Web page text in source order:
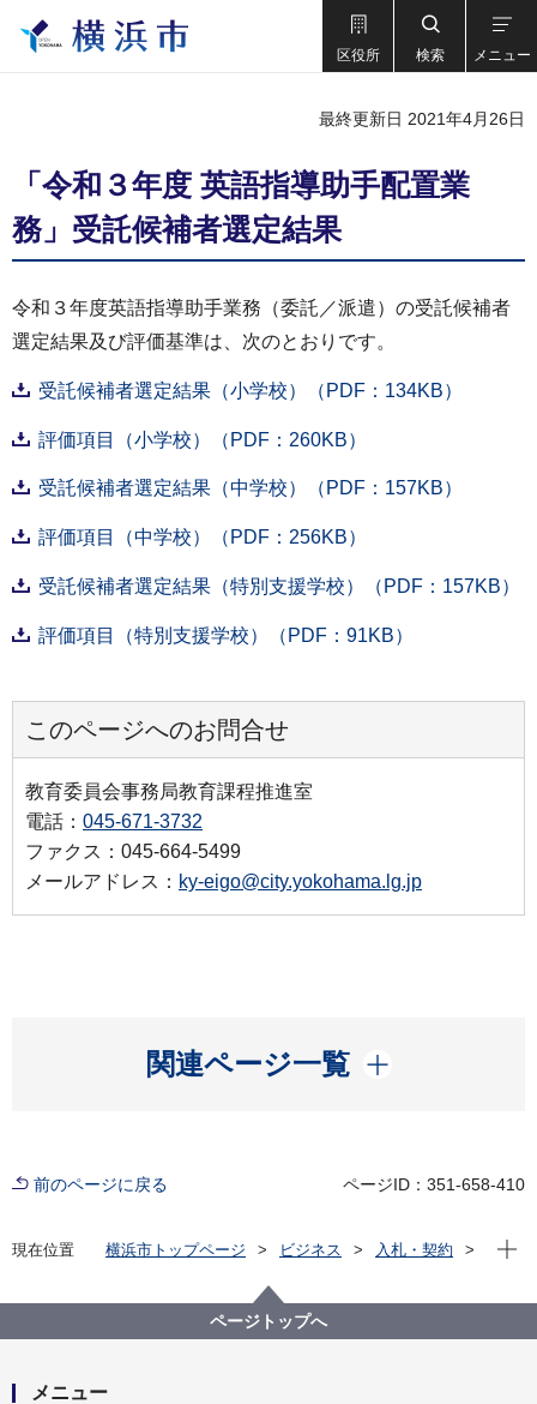
区役所 検索 メニュー
最終更新日 2021年4月26日
「令和３年度 英語指導助手配置業
務」受託候補者選定結果
令和３年度英語指導助手業務（委託／派遣）の受託候補者
選定結果及び評価基準は、次のとおりです。
受託候補者選定結果（小学校）（PDF：134KB）
評価項目（小学校）（PDF：260KB）
受託候補者選定結果（中学校）（PDF：157KB）
評価項目（中学校）（PDF：256KB）
受託候補者選定結果（特別支援学校）（PDF：157KB）
評価項目（特別支援学校）（PDF：91KB）
このページへのお問合せ
教育委員会事務局教育課程推進室
電話： 045-671-3732
ファクス：045-664-5499
メールアドレス： ky-eigo@city.yokohama.lg.jp
関連ページ一覧
開く
前のページに戻る ページID：351-658-410
現在位置 横浜市トップページ ビジネス
入札・契約
「令和３年度 英語指導助手配置業務」受託候補者選定
結果
現在
ページトップへ
メニュー